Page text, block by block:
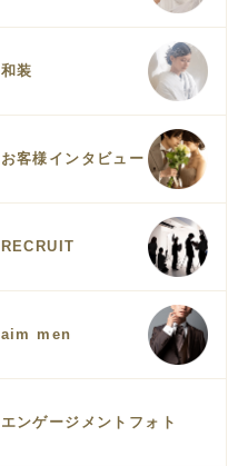
和装
お客様インタビュー
RECRUIT
aim men
エンゲージメントフォト